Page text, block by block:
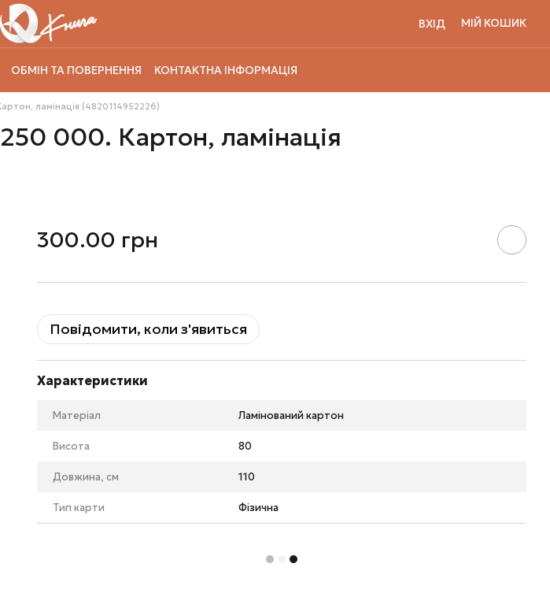
ВХІД МІЙ КОШИК
ОБМІН ТА ПОВЕРНЕННЯ КОНТАКТНА ІНФОРМАЦІЯ
ламінація (4820114952226)
000. Картон, ламінація
300.00 грн
Повідомити, коли з'явиться
Характеристики
Матеріал Ламінований картон
Висота 80
Довжина, см 110
Тип карти Фізична